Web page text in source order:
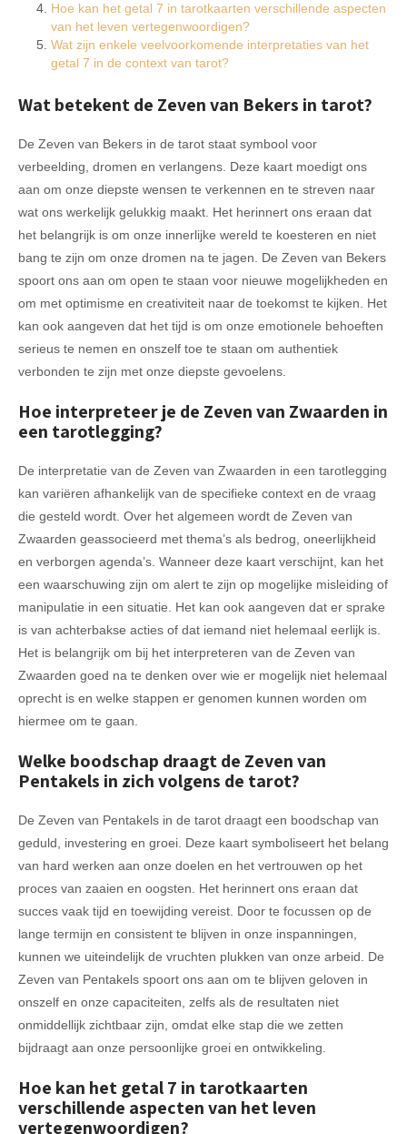
Hoe kan het getal 7 in tarotkaarten verschillende aspecten
van het leven vertegenwoordigen?
Wat zijn enkele veelvoorkomende interpretaties van het
getal 7 in de context van tarot?
Wat betekent de Zeven van Bekers in tarot?
De Zeven van Bekers in de tarot staat symbool voor
verbeelding, dromen en verlangens. Deze kaart moedigt ons
aan om onze diepste wensen te verkennen en te streven naar
wat ons werkelijk gelukkig maakt. Het herinnert ons eraan dat
het belangrijk is om onze innerlijke wereld te koesteren en niet
bang te zijn om onze dromen na te jagen. De Zeven van Bekers
spoort ons aan om open te staan voor nieuwe mogelijkheden en
om met optimisme en creativiteit naar de toekomst te kijken. Het
kan ook aangeven dat het tijd is om onze emotionele behoeften
serieus te nemen en onszelf toe te staan ​​om authentiek
verbonden te zijn met onze diepste gevoelens.
Hoe interpreteer je de Zeven van Zwaarden in
een tarotlegging?
De interpretatie van de Zeven van Zwaarden in een tarotlegging
kan variëren afhankelijk van de specifieke context en de vraag
die gesteld wordt. Over het algemeen wordt de Zeven van
Zwaarden geassocieerd met thema’s als bedrog, oneerlijkheid
en verborgen agenda’s. Wanneer deze kaart verschijnt, kan het
een waarschuwing zijn om alert te zijn op mogelijke misleiding of
manipulatie in een situatie. Het kan ook aangeven dat er sprake
is van achterbakse acties of dat iemand niet helemaal eerlijk is.
Het is belangrijk om bij het interpreteren van de Zeven van
Zwaarden goed na te denken over wie er mogelijk niet helemaal
oprecht is en welke stappen er genomen kunnen worden om
hiermee om te gaan.
Welke boodschap draagt de Zeven van
Pentakels in zich volgens de tarot?
De Zeven van Pentakels in de tarot draagt een boodschap van
geduld, investering en groei. Deze kaart symboliseert het belang
van hard werken aan onze doelen en het vertrouwen op het
proces van zaaien en oogsten. Het herinnert ons eraan dat
succes vaak tijd en toewijding vereist. Door te focussen op de
lange termijn en consistent te blijven in onze inspanningen,
kunnen we uiteindelijk de vruchten plukken van onze arbeid. De
Zeven van Pentakels spoort ons aan om te blijven geloven in
onszelf en onze capaciteiten, zelfs als de resultaten niet
onmiddellijk zichtbaar zijn, omdat elke stap die we zetten
bijdraagt aan onze persoonlijke groei en ontwikkeling.
Hoe kan het getal 7 in tarotkaarten
verschillende aspecten van het leven
vertegenwoordigen?